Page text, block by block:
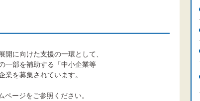
に向けた支援の一環として、
一部を補助する「中小企業等
を募集されています。
ージをご参照ください。